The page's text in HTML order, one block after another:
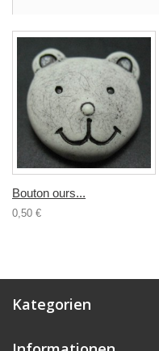
Bouton ours...
0,50 €
Kategorien